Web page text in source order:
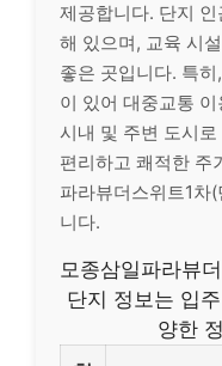
제공합니다. 단지
해 있으며, 교육 시
좋은 곳입니다. 특
이 있어 대중교통
시내 및 주변 도시
편리하고 쾌적한 주
파라뷰더스위트1차
니다.
모종삼일파라뷰
단지 정보는 입
양한